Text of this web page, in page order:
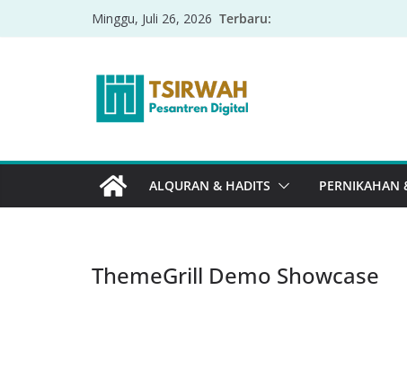
Minggu, Juli 26, 2026 Terbaru:
ALQURAN & HADITS PERNIKAHAN
ThemeGrill Demo Showcase